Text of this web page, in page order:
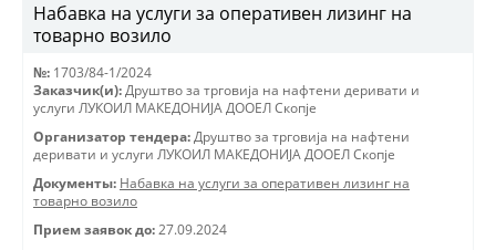
Набавка на услуги за оперативен лизинг на
товарно возило
№: 1703/84-1/2024
Заказчик(и): Друштво за трговиjа на нафтени деривати и
услуги ЛУКОИЛ МАКЕДОНИJА ДООЕЛ Скопjе
Организатор тендера: Друштво за трговиjа на нафтени
деривати и услуги ЛУКОИЛ МАКЕДОНИJА ДООЕЛ Скопjе
Документы: Набавка на услуги за оперативен лизинг на
товарно возило
Прием заявок до: 27.09.2024